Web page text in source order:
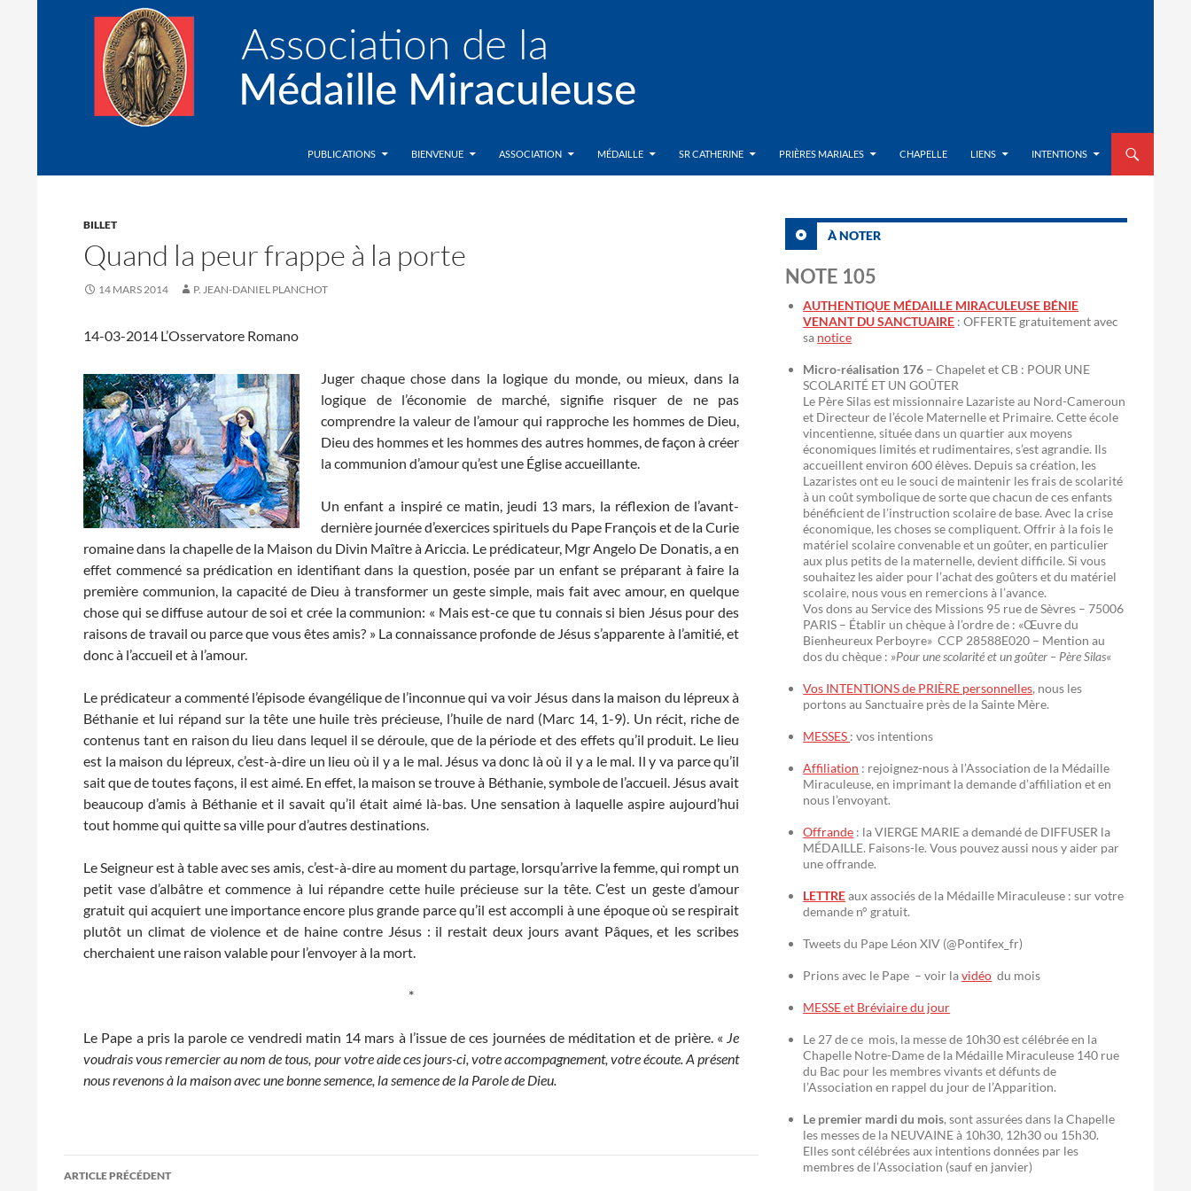
Association de la Médaille MiraculeusePUBLICATIONS
BIENVENUE ASSOCIATION MÉDAILLE SR CATHERINE PRIÈRES MARIALES CHAPELLE LIENS INTENTIONS
BILLET
Quand la peur frappe à la porte
14 MARS 2014 P. JEAN-DANIEL PLANCHOT
14-03-2014 L’Osservatore Romano
Juger chaque chose dans la logique du monde, ou mieux, dans la
logique de l’économie de marché, signifie risquer de ne pas
comprendre la valeur de l’amour qui rapproche les hommes de Dieu,
Dieu des hommes et les hommes des autres hommes, de façon à créer
la communion d’amour qu’est une Église accueillante.
Un enfant a inspiré ce matin, jeudi 13 mars, la réflexion de l’avant-
dernière journée d’exercices spirituels du Pape François et de la Curie
romaine dans la chapelle de la Maison du Divin Maître à Ariccia. Le prédicateur, Mgr Angelo De Donatis, a en
effet commencé sa prédication en identifiant dans la question, posée par un enfant se préparant à faire la
première communion, la capacité de Dieu à transformer un geste simple, mais fait avec amour, en quelque
chose qui se diffuse autour de soi et crée la communion: « Mais est-ce que tu connais si bien Jésus pour des
raisons de travail ou parce que vous êtes amis? » La connaissance profonde de Jésus s’apparente à l’amitié, et
donc à l’accueil et à l’amour.
Le prédicateur a commenté l’épisode évangélique de l’inconnue qui va voir Jésus dans la maison du lépreux à
Béthanie et lui répand sur la tête une huile très précieuse, l’huile de nard (Marc 14, 1-9). Un récit, riche de
contenus tant en raison du lieu dans lequel il se déroule, que de la période et des effets qu’il produit. Le lieu
est la maison du lépreux, c’est-à-dire un lieu où il y a le mal. Jésus va donc là où il y a le mal. Il y va parce qu’il
sait que de toutes façons, il est aimé. En effet, la maison se trouve à Béthanie, symbole de l’accueil. Jésus avait
beaucoup d’amis à Béthanie et il savait qu’il était aimé là-bas. Une sensation à laquelle aspire aujourd’hui
tout homme qui quitte sa ville pour d’autres destinations.
Le Seigneur est à table avec ses amis, c’est-à-dire au moment du partage, lorsqu’arrive la femme, qui rompt un
petit vase d’albâtre et commence à lui répandre cette huile précieuse sur la tête. C’est un geste d’amour
gratuit qui acquiert une importance encore plus grande parce qu’il est accompli à une époque où se respirait
plutôt un climat de violence et de haine contre Jésus : il restait deux jours avant Pâques, et les scribes
cherchaient une raison valable pour l’envoyer à la mort.
*
Le Pape a pris la parole ce vendredi matin 14 mars à l’issue de ces journées de méditation et de prière. « Je
voudrais vous remercier au nom de tous, pour votre aide ces jours-ci, votre accompagnement, votre écoute. A présent
nous revenons à la maison avec une bonne semence, la semence de la Parole de Dieu.
Navigation
ARTICLE PRÉCÉDENT
À NOTER
NOTE 105
AUTHENTIQUE MÉDAILLE MIRACULEUSE BÉNIE
VENANT DU SANCTUAIRE : OFFERTE gratuitement avec
sa notice
Micro-réalisation 176 – Chapelet et CB : POUR UNE
SCOLARITÉ ET UN GOÛTER
Le Père Silas est missionnaire Lazariste au Nord-Cameroun
et Directeur de l’école Maternelle et Primaire. Cette école
vincentienne, située dans un quartier aux moyens
économiques limités et rudimentaires, s’est agrandie. Ils
accueillent environ 600 élèves. Depuis sa création, les
Lazaristes ont eu le souci de maintenir les frais de scolarité
à un coût symbolique de sorte que chacun de ces enfants
bénéficient de l’instruction scolaire de base. Avec la crise
économique, les choses se compliquent. Offrir à la fois le
matériel scolaire convenable et un goûter, en particulier
aux plus petits de la maternelle, devient difficile. Si vous
souhaitez les aider pour l’achat des goûters et du matériel
scolaire, nous vous en remercions à l’avance.
Vos dons au Service des Missions 95 rue de Sèvres – 75006
PARIS – Établir un chèque à l’ordre de : «Œuvre du
Bienheureux Perboyre» CCP 28588E020 – Mention au
dos du chèque : »Pour une scolarité et un goûter – Père Silas«
Vos INTENTIONS de PRIÈRE personnelles, nous les
portons au Sanctuaire près de la Sainte Mère.
MESSES : vos intentions
Affiliation : rejoignez-nous à l’Association de la Médaille
Miraculeuse, en imprimant la demande d’affiliation et en
nous l’envoyant.
Offrande : la VIERGE MARIE a demandé de DIFFUSER la
MÉDAILLE. Faisons-le. Vous pouvez aussi nous y aider par
une offrande.
LETTREaux associés de la Médaille Miraculeuse : sur votre
demande n° gratuit.
Tweets du Pape Léon XIV (@Pontifex_fr)
Prions avec le Pape – voir lavidéo du mois
MESSE et Bréviaire du jour
Le 27 de ce mois, la messe de 10h30 est célébrée en la
Chapelle Notre-Dame de la Médaille Miraculeuse 140 rue
du Bac pour les membres vivants et défunts de
l’Association en rappel du jour de l’Apparition.
Le premier mardi du mois, sont assurées dans la Chapelle
les messes de la NEUVAINE à 10h30, 12h30 ou 15h30.
Elles sont célébrées aux intentions données par les
membres de l’Association (sauf en janvier)